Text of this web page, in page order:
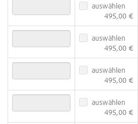
auswählen
495,00 €
auswählen
495,00 €
auswählen
495,00 €
auswählen
495,00 €